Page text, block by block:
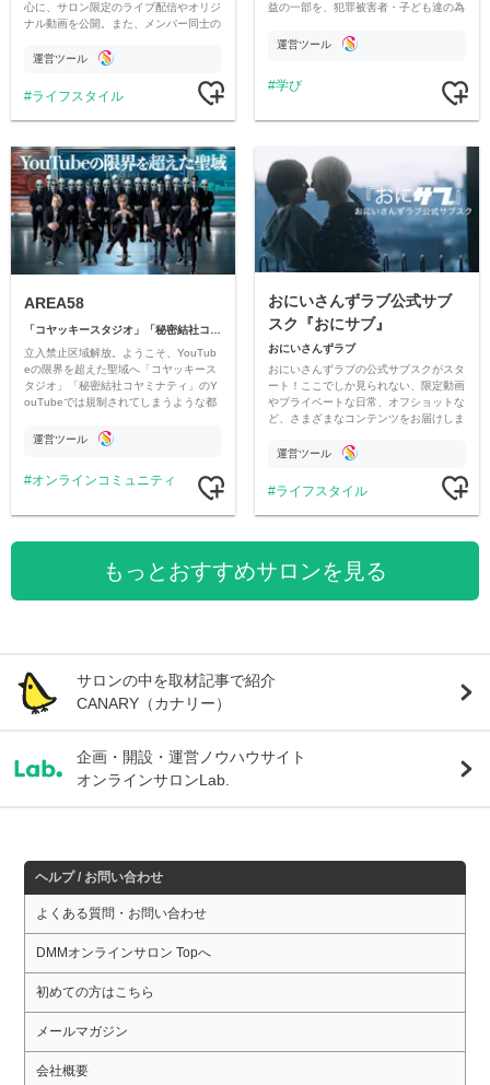
心に、サロン限定のライブ配信やオリジ
ナル動画を公開。また、メンバー同士の
ただいています。
運営ツール
ライフスタイル
益の一部を、犯罪被害者・子ども達の為
す運営ツール
学び
AREA58
「コヤッキースタジオ」「秘密結社コヤミナティ」
立入禁止区域解放。ようこそ、YouTub
eの限界を超えた聖域へ「コヤッキース
タジオ」「秘密結社コヤミナティ」のY
ouTubeでは規制されてしまうような都
公開。
運営ツール
オンラインコミュニティ
おにいさんずラブ公式サブ
スク『おにサブ』
おにいさんずラブ
おにいさんずラブの公式サブスクがスタ
ート！ここでしか見られない、限定動画
やプライベートな日常、オフショットな
ど、さまざまなコンテンツをお届けしま
運営ツール
ライフスタイル
もっとおすすめサロンを見る
サロンの中を取材記事で紹介
CANARY（カナリー）
企画・開設・運営ノウハウサイト
オンラインサロンLab.
ヘルプ / お問い合わせ
よくある質問・お問い合わせ
DMMオンラインサロン Topへ
初めての方はこちら
メールマガジン
会社概要